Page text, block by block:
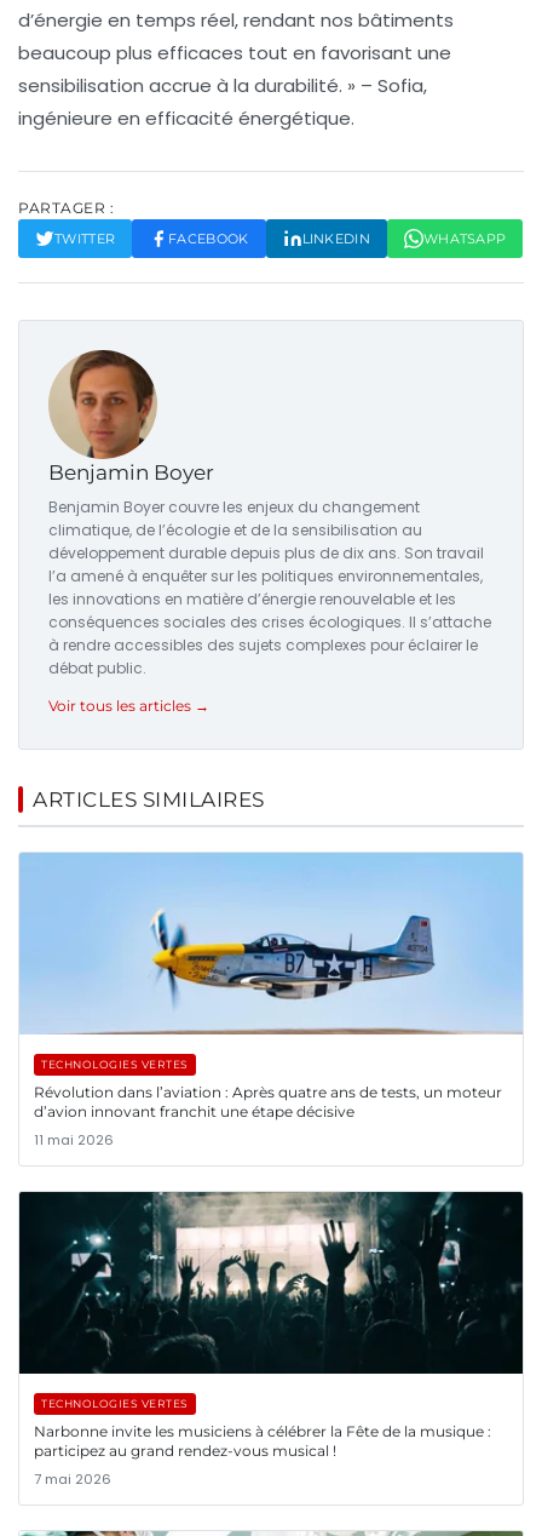
d’énergie en temps réel, rendant nos bâtiments
beaucoup plus efficaces tout en favorisant une
sensibilisation accrue à la durabilité. » – Sofia,
ingénieure en efficacité énergétique.
PARTAGER :
TWITTER FACEBOOK LINKEDIN WHATSAPP
Benjamin Boyer
Benjamin Boyer couvre les enjeux du changement
climatique, de l’écologie et de la sensibilisation au
développement durable depuis plus de dix ans. Son travail
l’a amené à enquêter sur les politiques environnementales,
les innovations en matière d’énergie renouvelable et les
conséquences sociales des crises écologiques. Il s’attache
à rendre accessibles des sujets complexes pour éclairer le
débat public.
Voir tous les articles →
ARTICLES SIMILAIRES
TECHNOLOGIES VERTES
Révolution dans l’aviation : Après quatre ans de tests, un moteur
d’avion innovant franchit une étape décisive
11 mai 2026
TECHNOLOGIES VERTES
Narbonne invite les musiciens à célébrer la Fête de la musique :
participez au grand rendez-vous musical !
7 mai 2026